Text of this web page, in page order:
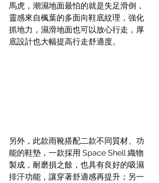
馬虎，潮濕地面最怕的就是失足滑倒，
靈感來自楓葉的多面向鞋底紋理，強化
抓地力，濕滑地面也可以放心行走，厚
底設計也大幅提高行走舒適度。
另外，此款雨靴搭配二款不同質材、功
能的鞋墊，一款採用 Space Shell 織物
製成，耐磨損之餘，也具有良好的吸濕
排汗功能，讓穿著舒適感再提升；另一